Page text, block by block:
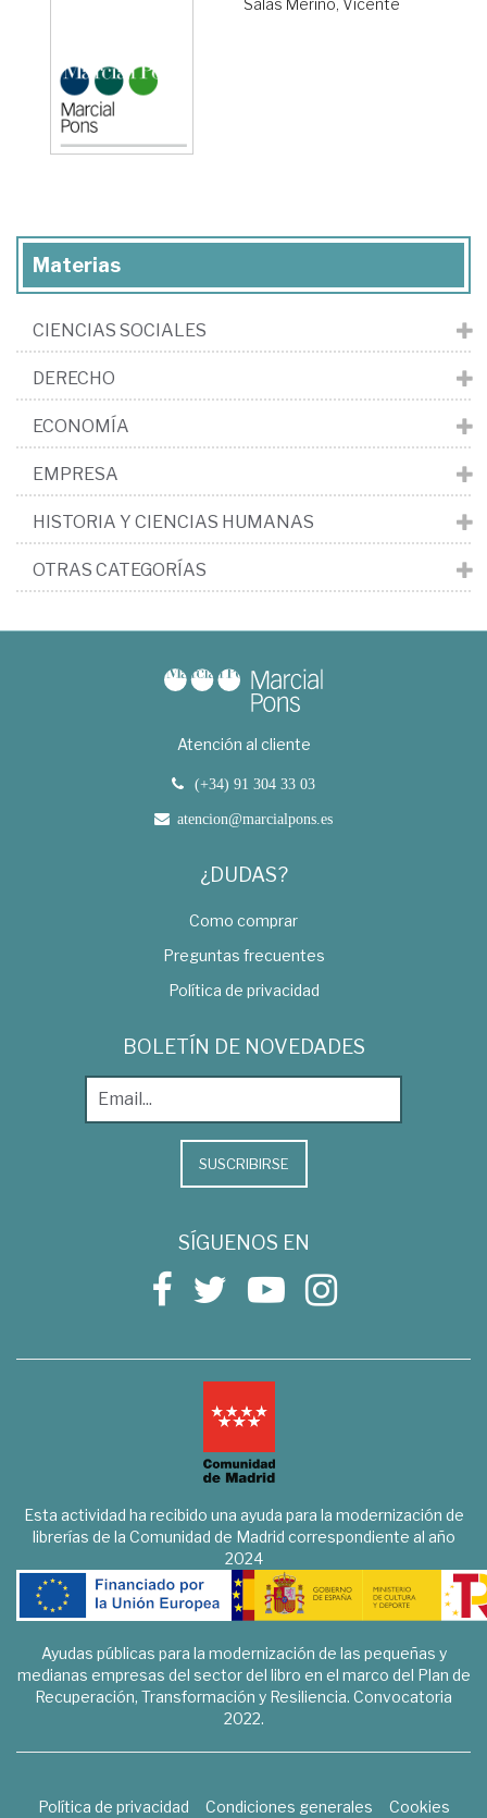
Salas Merino, Vicente
Materias
CIENCIAS SOCIALES
DERECHO
ECONOMÍA
EMPRESA
HISTORIA Y CIENCIAS HUMANAS
OTRAS CATEGORÍAS
Atención al cliente
(+34) 91 304 33 03
atencion@marcialpons.es
¿DUDAS?
Como comprar
Preguntas frecuentes
Política de privacidad
BOLETÍN DE NOVEDADES
SUSCRIBIRSE
SÍGUENOS EN
Esta actividad ha recibido una ayuda para la modernización de
librerías de la Comunidad de Madrid correspondiente al año
2024
Ayudas públicas para la modernización de las pequeñas y
medianas empresas del sector del libro en el marco del Plan de
Recuperación, Transformación y Resiliencia. Convocatoria
2022.
Política de privacidad Condiciones generales
Cookies